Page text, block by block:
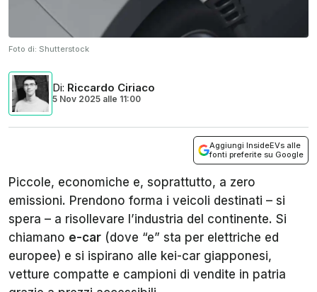
Foto di: Shutterstock
Di: Riccardo Ciriaco
5 Nov 2025 alle 11:00
Aggiungi InsideEVs alle
fonti preferite su Google
Piccole, economiche e, soprattutto, a zero
emissioni. Prendono forma i veicoli destinati – si
spera – a risollevare l’industria del continente. Si
chiamano e-car (dove “e” sta per elettriche ed
europee) e si ispirano alle kei-car giapponesi,
vetture compatte e campioni di vendite in patria